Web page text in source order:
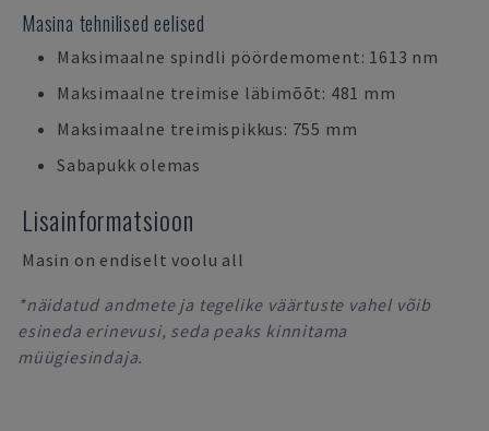
Masina tehnilised eelised
Maksimaalne spindli pöördemoment: 1613 nm
Maksimaalne treimise läbimõõt: 481 mm
Maksimaalne treimispikkus: 755 mm
Sabapukk olemas
Lisainformatsioon
Masin on endiselt voolu all
*näidatud andmete ja tegelike väärtuste vahel võib
esineda erinevusi, seda peaks kinnitama
müügiesindaja.